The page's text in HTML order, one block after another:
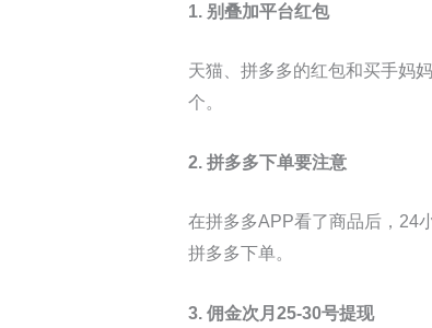
1. 别叠加平台红包
天猫、拼多多的红包和买手妈
个。
2. 拼多多下单要注意
在拼多多APP看了商品后，24
拼多多下单。
3. 佣金次月25-30号提现